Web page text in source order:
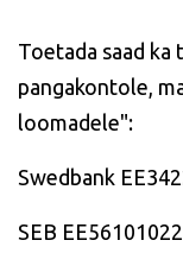
Toetada saad ka
pangakontole,
loomadele":
Swedbank
SEB